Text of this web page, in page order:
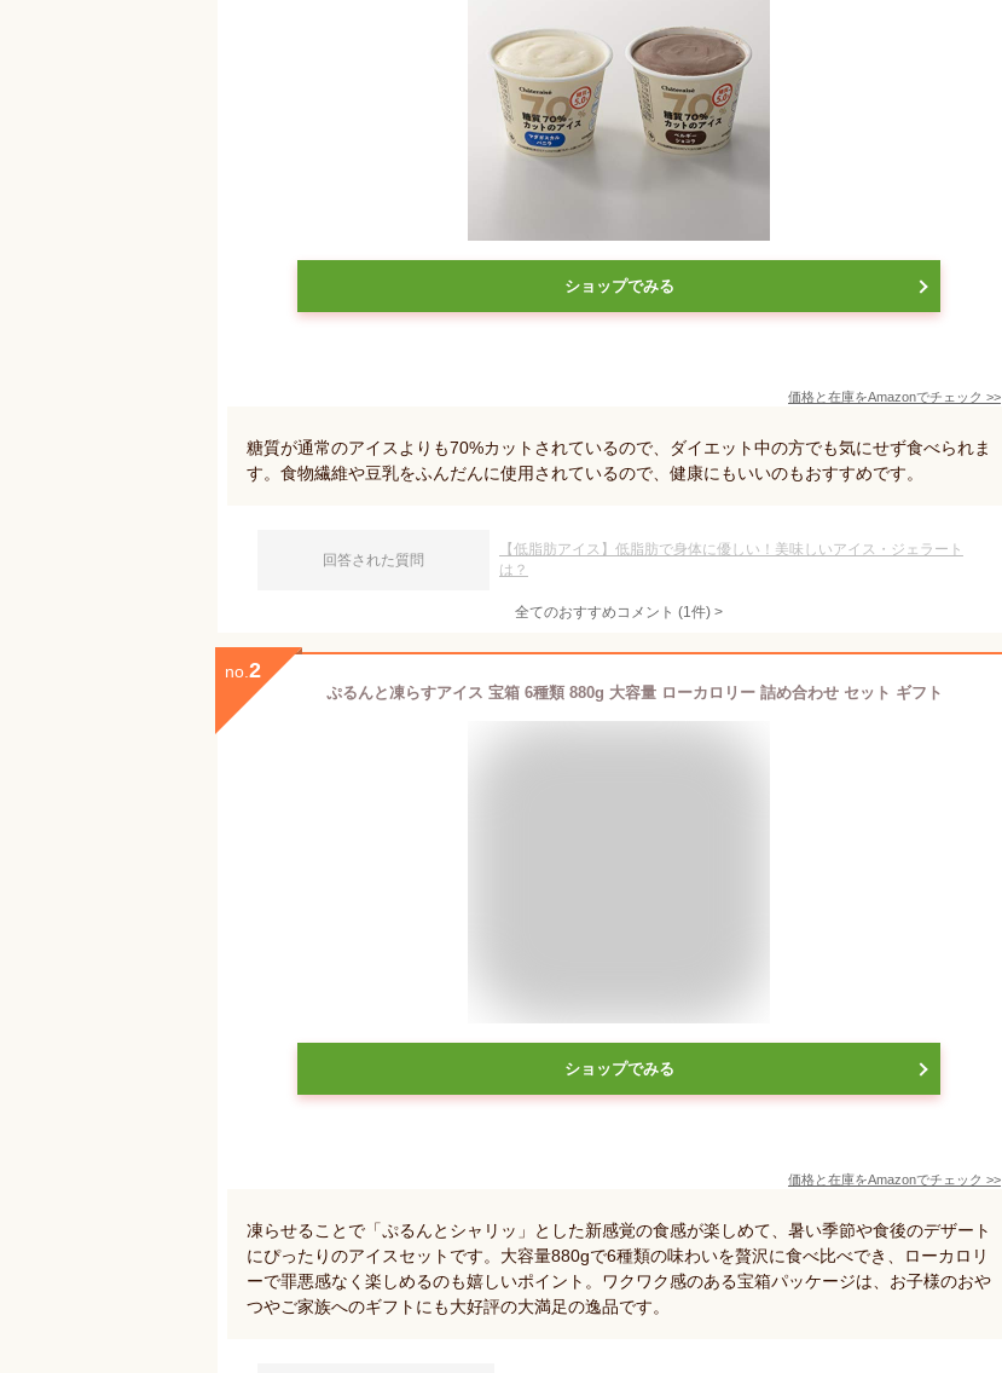
ショップでみる
価格と在庫をAmazonでチェック >>
糖質が通常のアイスよりも70%カットされているので、ダイエット中の方でも気にせず食べられま
す。食物繊維や豆乳をふんだんに使用されているので、健康にもいいのもおすすめです。
回答された質問
【低脂肪アイス】低脂肪で身体に優しい！美味しいアイス・ジェラート
は？
全てのおすすめコメント (1件) >
no. 2
ぷるんと凍らすアイス 宝箱 6種類 880g 大容量 ローカロリー 詰め合わせ セット ギフト
ショップでみる
価格と在庫をAmazonでチェック >>
凍らせることで「ぷるんとシャリッ」とした新感覚の食感が楽しめて、暑い季節や食後のデザート
にぴったりのアイスセットです。大容量880gで6種類の味わいを贅沢に食べ比べでき、ローカロリ
ーで罪悪感なく楽しめるのも嬉しいポイント。ワクワク感のある宝箱パッケージは、お子様のおや
つやご家族へのギフトにも大好評の大満足の逸品です。